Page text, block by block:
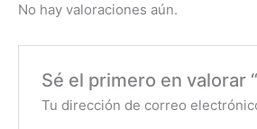
No hay valoraciones aún.
Sé el primero en valorar
Tu dirección de correo